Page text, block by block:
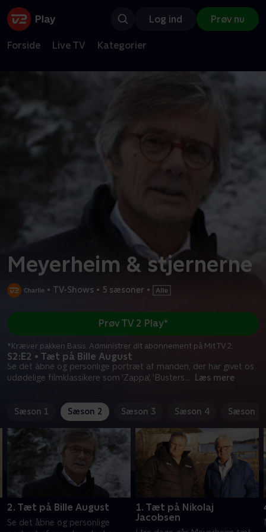
Log ind Prøv nu
Forside Live TV Kategorier
Meyerheim & stjernerne
• TV-Shows • 5 sæsoner •
S2:E2 • Tæt på Bille August
Se det åbne og personlige portræt af manden, der har givet os
udødelige filmklassikere som 'Zappa', 'Busters... Læs mere
Prøv TV 2 Play*
*Kræver pakken Basis. Administrer dit abonnement på Mit TV 2.
Sæson 1 Sæson 2 Sæson 3 Sæson 4 Sæson 5
2. Tæt på Bille August
Se det åbne og personlige
1. Tæt på Nikolaj
Jacobsen